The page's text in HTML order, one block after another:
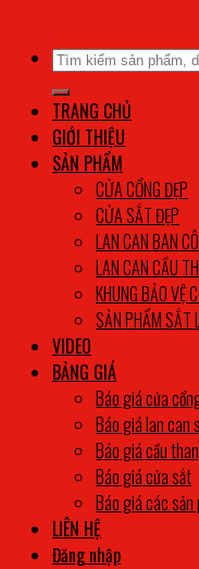
Tìm
kiếm:
TRANG CHỦ
GIỚI THIỆU
SẢN PHẨM
CỬA CỔNG ĐẸP
CỬA SẮT ĐẸP
LAN CAN BAN
LAN CAN CẦU
KHUNG BẢO VỆ
SẢN PHẨM SẮT
VIDEO
BẢNG GIÁ
Báo giá cửa
Báo giá lan can
Báo giá cầu
Báo giá cửa sắt
Báo giá các sản
LIÊN HỆ
Đăng nhập